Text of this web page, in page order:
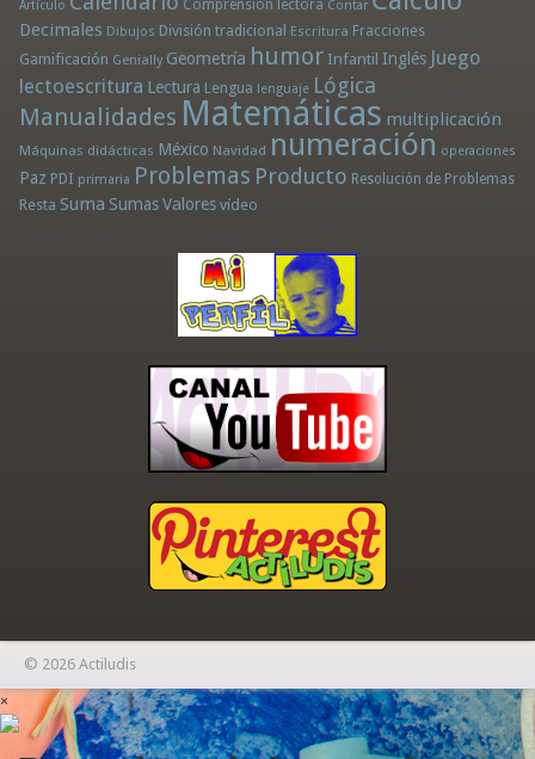
Artículo Comprensión lectora Contar
Decimales Dibujos División tradicional Escritura Fracciones
Gamificación Genially Geometría humor Infantil Inglés Juego
lectoescritura Lectura Lengua lenguaje Lógica
Manualidades Matemáticas multiplicación
Máquinas didácticas México Navidad numeración operaciones
Paz PDI primaria Problemas Producto Resolución de Problemas
Resta Suma Sumas Valores vídeo
© 2026 Actiludis
×